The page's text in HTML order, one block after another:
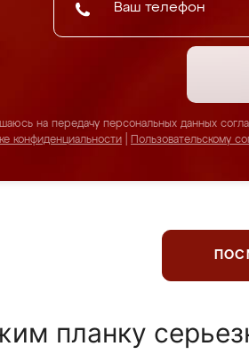
на передачу персональных данных
конфиденциальности
Пользовательскому
планку